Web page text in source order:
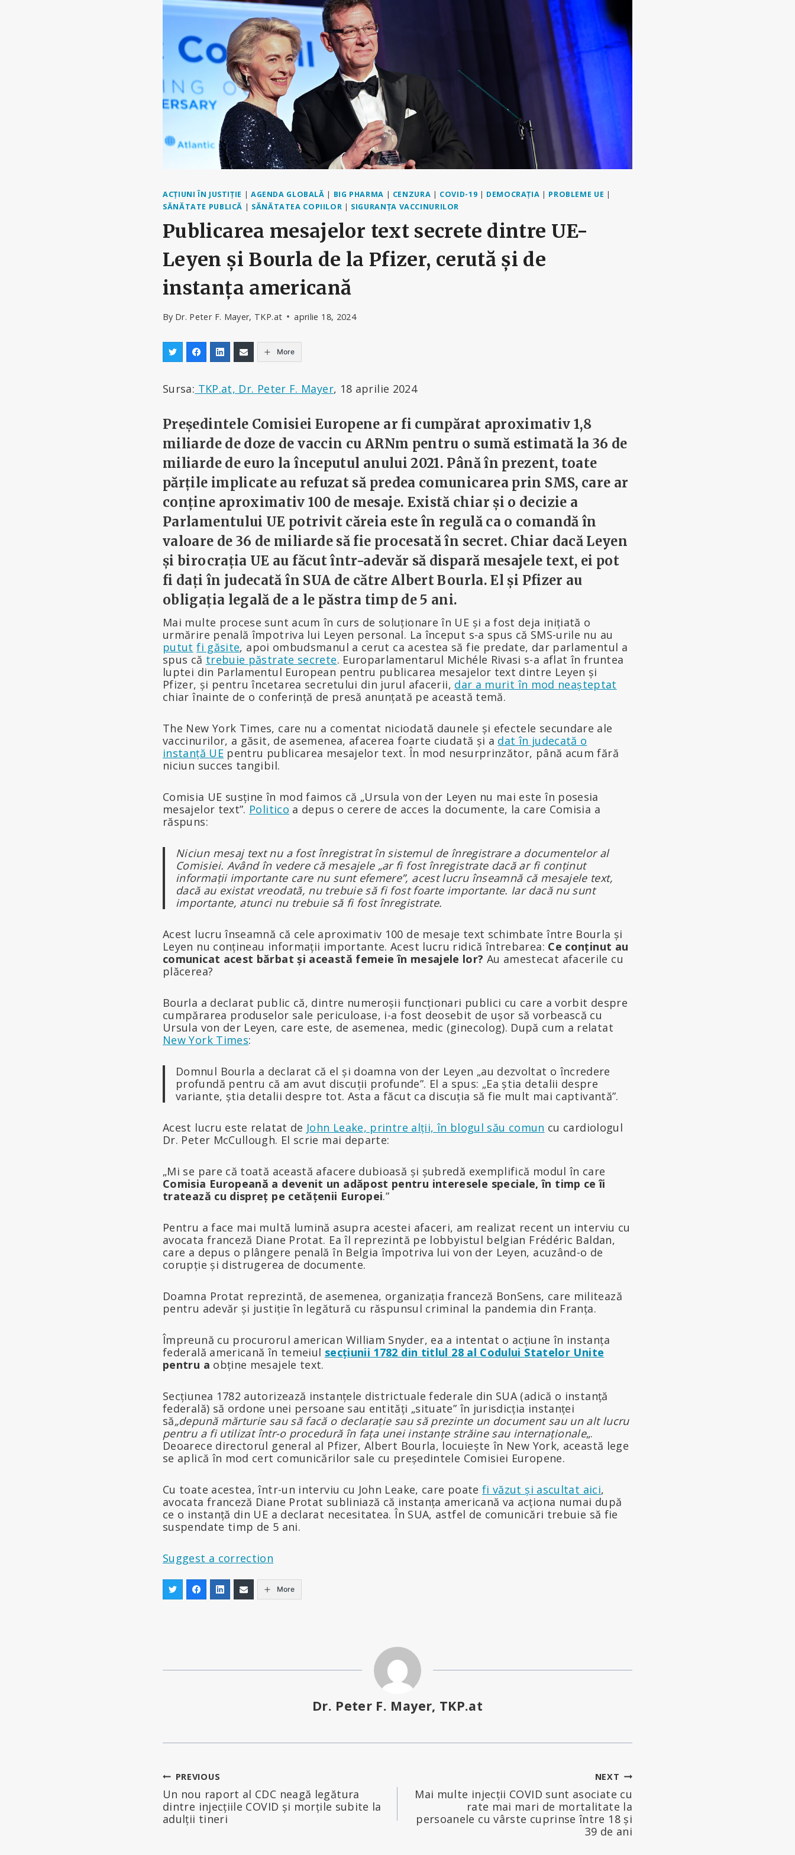
ACȚIUNI ÎN JUSTIȚIE | AGENDA GLOBALĂ | BIG PHARMA | CENZURA | COVID-19 | DEMOCRAȚIA | PROBLEME UE |
SĂNĂTATE PUBLICĂ | SĂNĂTATEA COPIILOR | SIGURANȚA VACCINURILOR
Publicarea mesajelor text secrete dintre UE-
Leyen și Bourla de la Pfizer, cerută și de
instanța americană
By Dr. Peter F. Mayer, TKP.at aprilie 18, 2024
More
Sursa: TKP.at, Dr. Peter F. Mayer, 18 aprilie 2024
Președintele Comisiei Europene ar fi cumpărat aproximativ 1,8
miliarde de doze de vaccin cu ARNm pentru o sumă estimată la 36 de
miliarde de euro la începutul anului 2021. Până în prezent, toate
părțile implicate au refuzat să predea comunicarea prin SMS, care ar
conține aproximativ 100 de mesaje. Există chiar și o decizie a
Parlamentului UE potrivit căreia este în regulă ca o comandă în
valoare de 36 de miliarde să fie procesată în secret. Chiar dacă Leyen
și birocrația UE au făcut într-adevăr să dispară mesajele text, ei pot
fi dați în judecată în SUA de către Albert Bourla. El și Pfizer au
obligația legală de a le păstra timp de 5 ani.
Mai multe procese sunt acum în curs de soluționare în UE și a fost deja inițiată o
urmărire penală împotriva lui Leyen personal. La început s-a spus că SMS-urile nu au
putut fi găsite, apoi ombudsmanul a cerut ca acestea să fie predate, dar parlamentul a
spus că trebuie păstrate secrete. Europarlamentarul Michéle Rivasi s-a aflat în fruntea
luptei din Parlamentul European pentru publicarea mesajelor text dintre Leyen și
Pfizer, și pentru încetarea secretului din jurul afacerii, dar a murit în mod neașteptat
chiar înainte de o conferință de presă anunțată pe această temă.
The New York Times, care nu a comentat niciodată daunele și efectele secundare ale
vaccinurilor, a găsit, de asemenea, afacerea foarte ciudată și a dat în judecată o
instanță UEpentru publicarea mesajelor text. În mod nesurprinzător, până acum fără
niciun succes tangibil.
Comisia UE susține în mod faimos că „Ursula von der Leyen nu mai este în posesia
mesajelor text”. Politico a depus o cerere de acces la documente, la care Comisia a
răspuns:
Niciun mesaj text nu a fost înregistrat în sistemul de înregistrare a documentelor al
Comisiei. Având în vedere că mesajele „ar fi fost înregistrate dacă ar fi conținut
informații importante care nu sunt efemere”, acest lucru înseamnă că mesajele text,
dacă au existat vreodată, nu trebuie să fi fost foarte importante. Iar dacă nu sunt
importante, atunci nu trebuie să fi fost înregistrate.
Acest lucru înseamnă că cele aproximativ 100 de mesaje text schimbate între Bourla și
Leyen nu conțineau informații importante. Acest lucru ridică întrebarea: Ce conținut au
comunicat acest bărbat și această femeie în mesajele lor? Au amestecat afacerile cu
plăcerea?
Bourla a declarat public că, dintre numeroșii funcționari publici cu care a vorbit despre
cumpărarea produselor sale periculoase, i-a fost deosebit de ușor să vorbească cu
Ursula von der Leyen, care este, de asemenea, medic (ginecolog). După cum a relatat
New York Times:
Domnul Bourla a declarat că el și doamna von der Leyen „au dezvoltat o încredere
profundă pentru că am avut discuții profunde”. El a spus: „Ea știa detalii despre
variante, știa detalii despre tot. Asta a făcut ca discuția să fie mult mai captivantă”.
Acest lucru este relatat de John Leake, printre alții, în blogul său comun cu cardiologul
Dr. Peter McCullough. El scrie mai departe:
„Mi se pare că toată această afacere dubioasă și șubredă exemplifică modul în care
Comisia Europeană a devenit un adăpost pentru interesele speciale, în timp ce îi
tratează cu dispreț pe cetățenii Europei.”
Pentru a face mai multă lumină asupra acestei afaceri, am realizat recent un interviu cu
avocata franceză Diane Protat. Ea îl reprezintă pe lobbyistul belgian Frédéric Baldan,
care a depus o plângere penală în Belgia împotriva lui von der Leyen, acuzând-o de
corupție și distrugerea de documente.
Doamna Protat reprezintă, de asemenea, organizația franceză BonSens, care militează
pentru adevăr și justiție în legătură cu răspunsul criminal la pandemia din Franța.
Împreună cu procurorul american William Snyder, ea a intentat o acțiune în instanța
federală americană în temeiul secțiunii 1782 din titlul 28 al Codului Statelor Unite
pentru a obține mesajele text.
Secțiunea 1782 autorizează instanțele districtuale federale din SUA (adică o instanță
federală) să ordone unei persoane sau entități „situate” în jurisdicția instanței
să„depună mărturie sau să facă o declarație sau să prezinte un document sau un alt lucru
pentru a fi utilizat într-o procedură în fața unei instanțe străine sau internaționale„.
Deoarece directorul general al Pfizer, Albert Bourla, locuiește în New York, această lege
se aplică în mod cert comunicărilor sale cu președintele Comisiei Europene.
Cu toate acestea, într-un interviu cu John Leake, care poate fi văzut și ascultat aici,
avocata franceză Diane Protat subliniază că instanța americană va acționa numai după
ce o instanță din UE a declarat necesitatea. În SUA, astfel de comunicări trebuie să fie
suspendate timp de 5 ani.
Suggest a correction
More
Dr. Peter F. Mayer, TKP.at
Navigare
în
articole
PREVIOUS
Un nou raport al CDC neagă legătura
dintre injecțiile COVID și morțile subite la
adulții tineri
NEXT
Mai multe injecții COVID sunt asociate cu
rate mai mari de mortalitate la
persoanele cu vârste cuprinse între 18 și
39 de ani